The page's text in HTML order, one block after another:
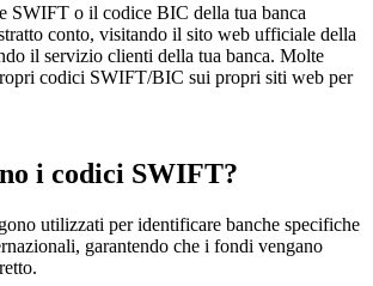
SWIFT o il codice BIC della tua banca
conto, visitando il sito web ufficiale della
il servizio clienti della tua banca. Molte
codici SWIFT/BIC sui propri siti web per
i codici SWIFT?
utilizzati per identificare banche specifiche
garantendo che i fondi vengano